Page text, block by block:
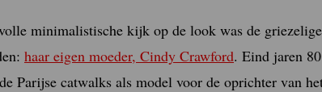
minimalistische kijk op de look was de
haar eigen moeder, Cindy Crawford. Eind jaren
Parijse catwalks als model voor de oprichter van